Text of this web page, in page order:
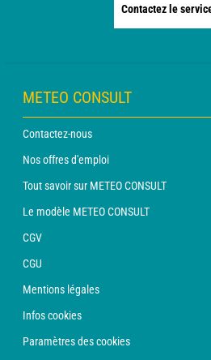
Contactez le
METEO CONSULT
Contactez-nous
Nos offres d'emploi
Tout savoir sur METEO CONSULT
Le modèle METEO CONSULT
CGV
CGU
Mentions légales
Infos cookies
Paramètres des cookies